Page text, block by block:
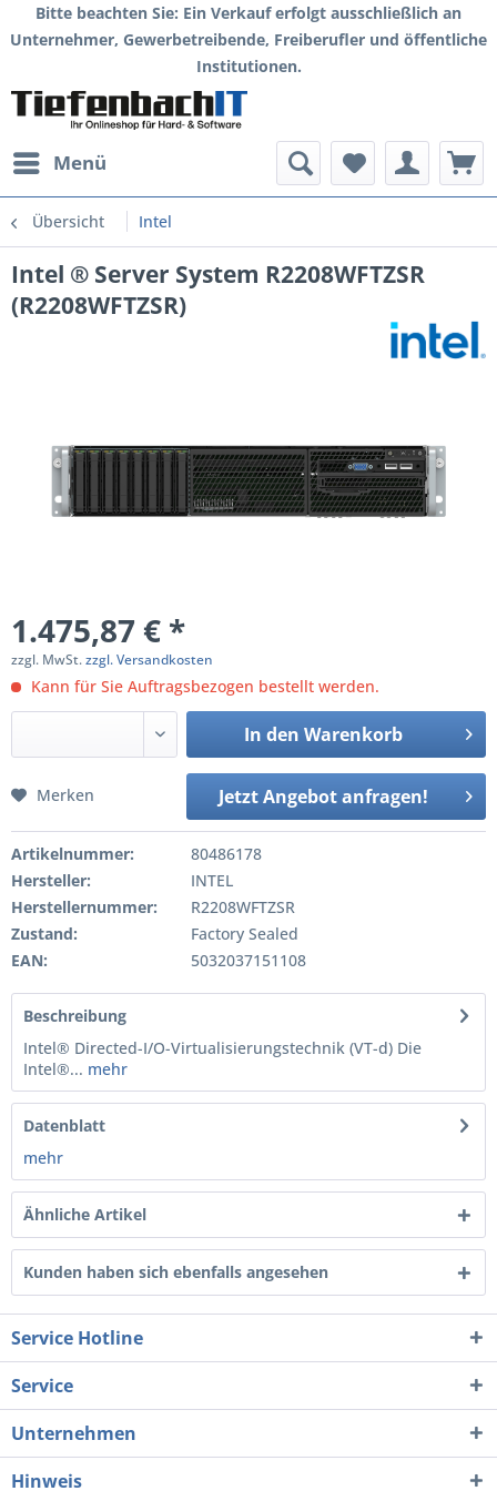
Bitte beachten Sie: Ein Verkauf erfolgt ausschließlich an
Unternehmer, Gewerbetreibende, Freiberufler und öffentliche
Institutionen.
Menü
Übersicht Intel
Intel ® Server System R2208WFTZSR
(R2208WFTZSR)
1.475,87 € *
zzgl. MwSt.zzgl. Versandkosten
Kann für Sie Auftragsbezogen bestellt werden.
In den Warenkorb
Jetzt Angebot anfragen!
Merken
Artikelnummer:
80486178
Hersteller:
INTEL
Herstellernummer:
R2208WFTZSR
Zustand:
Factory Sealed
EAN:
5032037151108
Beschreibung
Intel® Directed-I/O-Virtualisierungstechnik (VT-d) Die
Intel®... mehr
Datenblatt
mehr
Ähnliche Artikel
Kunden haben sich ebenfalls angesehen
Service Hotline
Service
Unternehmen
Hinweis